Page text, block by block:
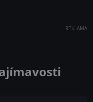
REKLAMA